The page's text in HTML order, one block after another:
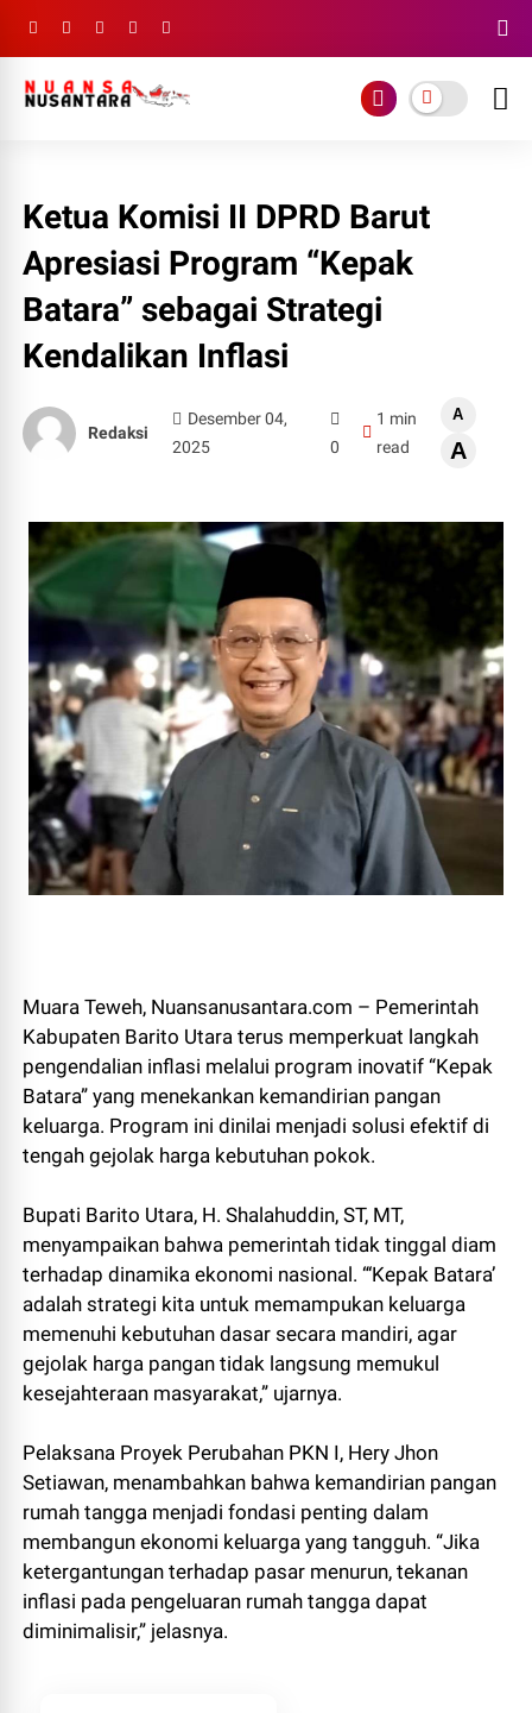
Ketua Komisi II DPRD Barut
Apresiasi Program “Kepak
Batara” sebagai Strategi
Kendalikan Inflasi
Redaksi
Desember 04,
2025
0
1 min
read
A
A
Muara Teweh, Nuansanusantara.com – Pemerintah
Kabupaten Barito Utara terus memperkuat langkah
pengendalian inflasi melalui program inovatif “Kepak
Batara” yang menekankan kemandirian pangan
keluarga. Program ini dinilai menjadi solusi efektif di
tengah gejolak harga kebutuhan pokok.
Bupati Barito Utara, H. Shalahuddin, ST, MT,
menyampaikan bahwa pemerintah tidak tinggal diam
terhadap dinamika ekonomi nasional. “‘Kepak Batara’
adalah strategi kita untuk memampukan keluarga
memenuhi kebutuhan dasar secara mandiri, agar
gejolak harga pangan tidak langsung memukul
kesejahteraan masyarakat,” ujarnya.
Pelaksana Proyek Perubahan PKN I, Hery Jhon
Setiawan, menambahkan bahwa kemandirian pangan
rumah tangga menjadi fondasi penting dalam
membangun ekonomi keluarga yang tangguh. “Jika
ketergantungan terhadap pasar menurun, tekanan
inflasi pada pengeluaran rumah tangga dapat
diminimalisir,” jelasnya.